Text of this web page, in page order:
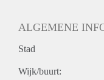
ALGEMENE
Stad
Wijk/buurt: